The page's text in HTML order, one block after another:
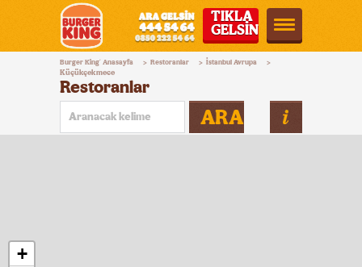
Burger
King®
Türkiye
TIKLA
GELSİN
Burger King® Anasayfa > Restoranlar > İstanbul Avrupa >
Küçükçekmece
Restoranlar
ARA
+